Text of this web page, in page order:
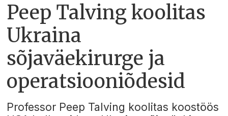
Peep Talving koolitas
Ukraina
sõjaväekirurge ja
operatsiooniõdesid
Professor Peep Talving koolitas koostöös